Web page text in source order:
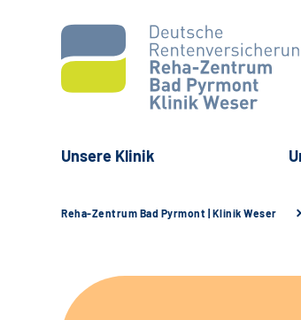
Unsere Klinik
Reha-Zentrum Bad Pyrmont | Klinik Weser